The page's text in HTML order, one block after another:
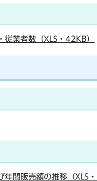
業者数（XLS・42KB）
間販売額の推移（XLS・